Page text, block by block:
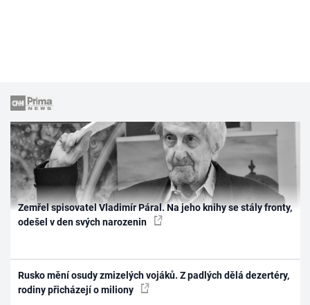
Zemřel spisovatel Vladimír Páral. Na jeho knihy se stály fronty,
odešel v den svých narozenin
Rusko mění osudy zmizelých vojáků. Z padlých dělá dezertéry,
rodiny přicházejí o miliony